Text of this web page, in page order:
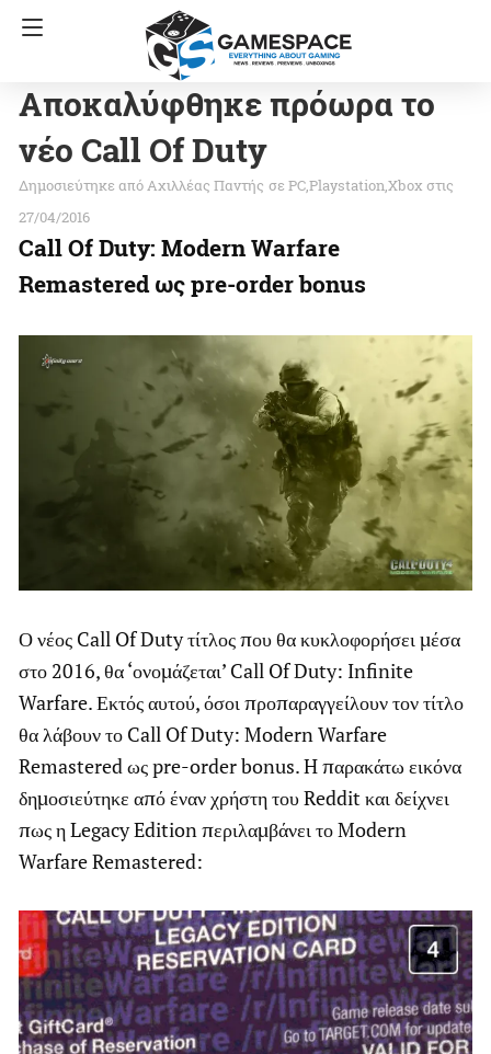
Αποκαλύφθηκε πρόωρα το
νέο Call Of Duty
Αχιλλέας Παντής σε PCPlaystationXbox στις
27/04/2016
Call Of Duty: Modern Warfare
Remastered ως pre-order bonus
Ο νέος Call Of Duty τίτλος που θα κυκλοφορήσει μέσα
στο 2016, θα ‘ονομάζεται’ Call Of Duty: Infinite
Warfare. Εκτός αυτού, όσοι προπαραγγείλουν τον τίτλο
θα λάβουν το Call Of Duty: Modern Warfare
Remastered ως pre-order bonus. H παρακάτω εικόνα
δημοσιεύτηκε από έναν χρήστη του Reddit και δείχνει
πως η Legacy Edition περιλαμβάνει το Modern
Warfare Remastered: